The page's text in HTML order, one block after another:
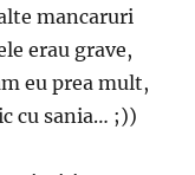
mancaruri
erau grave,
eu prea mult,
cu sania… ;))